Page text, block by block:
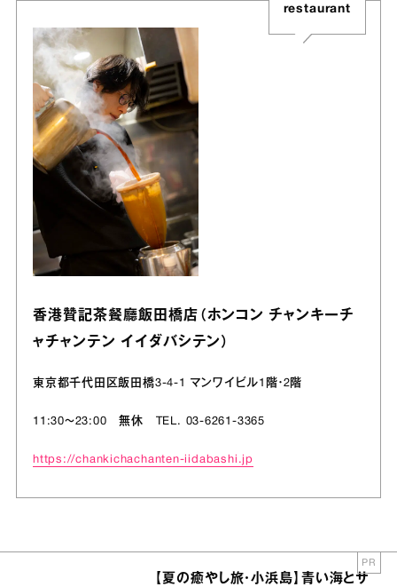
restaurant
香港贊記茶餐廳飯田橋店（ホンコン チャンキーチ
ャチャンテン イイダバシテン）
東京都千代田区飯田橋3-4-1 マンワイビル1階・2階
11:30～23:00 無休 TEL. 03-6261-3365
https://chankichachanten-iidabashi.jp
【夏の癒やし旅・小浜島】青い海とサ
PR